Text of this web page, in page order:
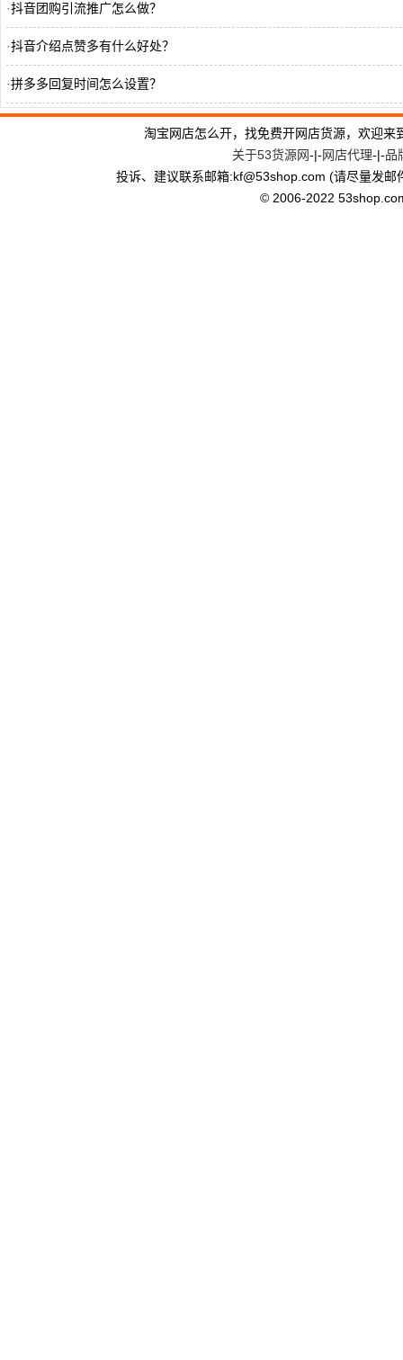
·抖音团购引流推广怎么做？
·抖音介绍点赞多有什么好处？
·拼多多回复时间怎么设置？
·小红书注销的账号还能恢复吗？
淘宝网店怎么开，找免费开网店货源，欢迎
关于53货源网-|-网店代理-|-品
投诉、建议联系邮箱:kf@53shop.com (请尽量发
© 2006-2022